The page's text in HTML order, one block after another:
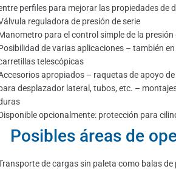
perfiles para mejorar las propiedades de
reguladora de presión de serie
para el control simple de la presión
de varias aplicaciones – también
telescópicas
apropiados – raquetas de apoyo
desplazador lateral, tubos, etc. –
opcionalmente: protección para
Posibles áreas de
de cargas sin paleta como balas de